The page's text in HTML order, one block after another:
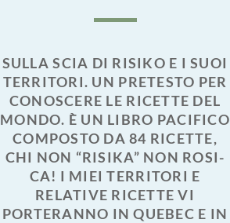
SULLA SCIA DI RISIKO E I SUOI
TERRITORI. UN PRETESTO PER
CONOSCERE LE RICETTE DEL
MONDO. È UN LIBRO PACIFICO
COMPOSTO DA 84 RICETTE,
CHI NON “RISIKA” NON ROSI-
CA! I MIEI TERRITORI E
RELATIVE RICETTE VI
PORTERANNO IN QUEBEC E IN